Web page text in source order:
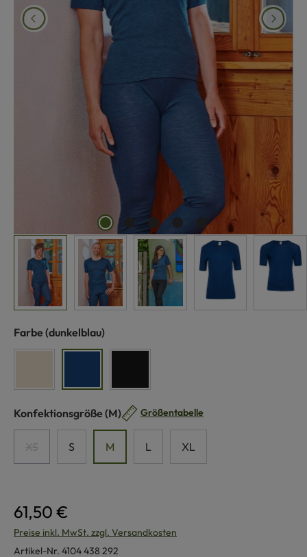
Farbe auswählen
(dunkelblau)
Konfektionsgröße auswählen
(M) Größentabelle
XS
(Diese Option ist zurzeit nicht verfügbar.)
S M L XL
61,50 €
Preise inkl. MwSt. zzgl. Versandkosten
Artikel-Nr. 4104 438 292